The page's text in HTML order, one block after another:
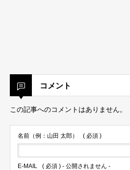
コメント
この記事へのコメントはありません。
名前（例：山田 太郎） ( 必須 )
E-MAIL ( 必須 ) - 公開されません -